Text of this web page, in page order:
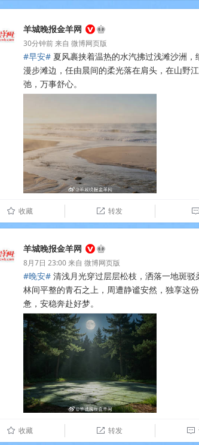
羊城晚报金羊网
30分钟前来自 微博网页版
#早安# 夏风裹挟着温热的水汽拂过浅滩沙洲
漫步滩边，任由晨间的柔光落在肩头，在山野
弛，万事舒心。 ​​​​
û 收藏  转发 
羊城晚报金羊网
8月7日 23:00来自 微博网页版
#晚安# 清浅月光穿过层层松枝，洒落一地斑
林间平整的青石之上，周遭静谧安然，独享这
惫，安稳奔赴好梦。 ​​​​
û 收藏  转发 